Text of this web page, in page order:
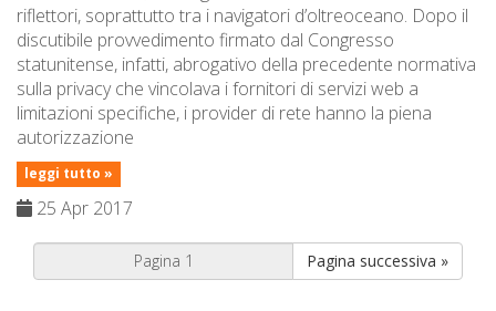
riflettori, soprattutto tra i navigatori d’oltreoceano. Dopo il
discutibile provvedimento firmato dal Congresso
statunitense, infatti, abrogativo della precedente normativa
sulla privacy che vincolava i fornitori di servizi web a
limitazioni specifiche, i provider di rete hanno la piena
autorizzazione
leggi tutto »
25 Apr 2017
Pagina successiva »